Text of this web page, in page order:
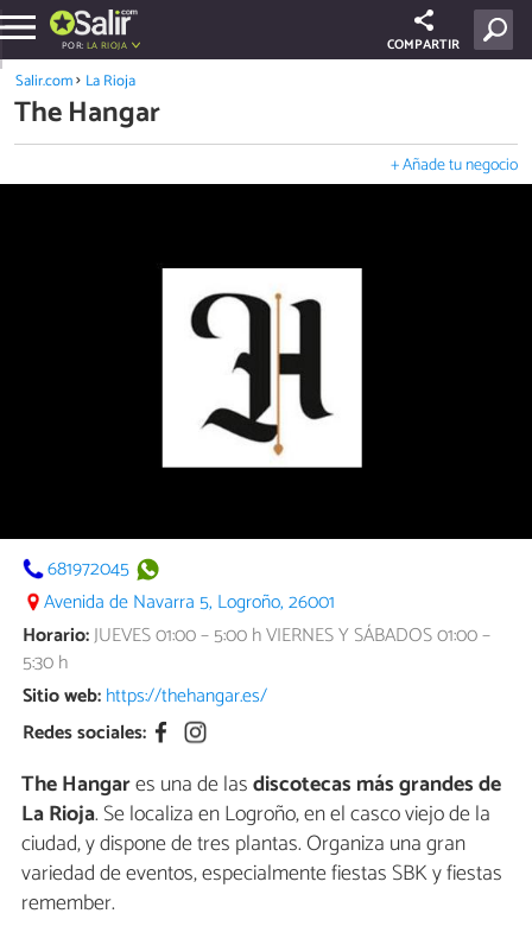
POR: LA RIOJA COMPARTIR
Salir.com La Rioja
The Hangar
+ Añade tu negocio
681972045
Avenida de Navarra 5, Logroño, 26001
Horario:JUEVES 01:00 – 5:00 h VIERNES Y SÁBADOS 01:00 –
5:30 h
Sitio web:https://thehangar.es/
Redes sociales:
The Hangares una de lasdiscotecas más grandes de
La Rioja. Se localiza en Logroño, en el casco viejo de la
ciudad, y dispone de tres plantas. Organiza una gran
variedad de eventos, especialmente fiestas SBK y fiestas
remember.